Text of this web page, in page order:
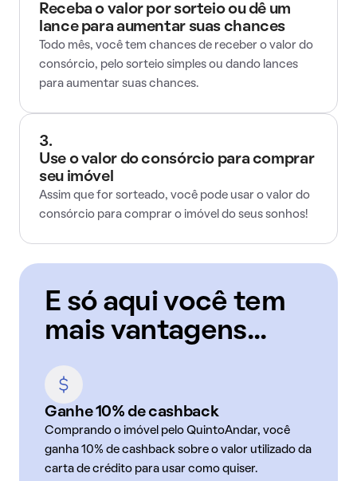
Receba o valor por sorteio ou dê um
lance para aumentar suas chances
Todo mês, você tem chances de receber o valor do
consórcio, pelo sorteio simples ou dando lances
para aumentar suas chances.
3.
Use o valor do consórcio para comprar
seu imóvel
Assim que for sorteado, você pode usar o valor do
consórcio para comprar o imóvel do seus sonhos!
E só aqui você tem
mais vantagens...
Ganhe 10% de cashback
Comprando o imóvel pelo QuintoAndar, você
ganha 10% de cashback sobre o valor utilizado da
carta de crédito para usar como quiser.